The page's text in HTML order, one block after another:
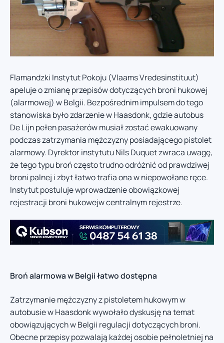
Flamandzki Instytut Pokoju (Vlaams Vredesinstituut)
apeluje o zmianę przepisów dotyczących broni hukowej
(alarmowej) w Belgii. Bezpośrednim impulsem do tego
stanowiska było zdarzenie w Haasdonk, gdzie autobus
De Lijn pełen pasażerów musiał zostać ewakuowany
podczas zatrzymania mężczyzny posiadającego pistolet
alarmowy. Dyrektor instytutu Nils Duquet zwraca uwagę,
że tego typu broń często trudno odróżnić od prawdziwej
broni palnej i zbyt łatwo trafia ona w niepowołane ręce.
Instytut postuluje wprowadzenie obowiązkowej
rejestracji broni hukowejw centralnym rejestrze.
Broń alarmowa w Belgii łatwo dostępna
Zatrzymanie mężczyzny z pistoletem hukowym w
autobusie w Haasdonk wywołało dyskusję na temat
obowiązujących w Belgii regulacji dotyczących broni.
Obecne przepisy pozwalają każdej osobie pełnoletniej na